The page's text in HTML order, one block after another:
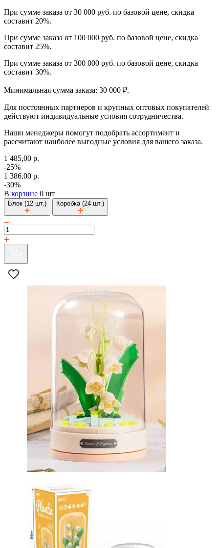
При сумме заказа от 30 000 руб. по базовой цене, скидка
составит 20%.
При сумме заказа от 100 000 руб. по базовой цене, скидка
составит 25%.
При сумме заказа от 300 000 руб. по базовой цене, скидка
составит 30%.
Минимальная сумма заказа: 30 000 ₽.
Для постоянных партнеров и крупных оптовых покупателей
действуют индивидуальные условия сотрудничества.
Наши менеджеры помогут подобрать ассортимент и
рассчитают наиболее выгодные условия для вашего заказа.
1 485,00 р.
-25%
1 386,00 р.
-30%
В корзине 0 шт
Блок (12 шт.) Коробка (24 шт.)